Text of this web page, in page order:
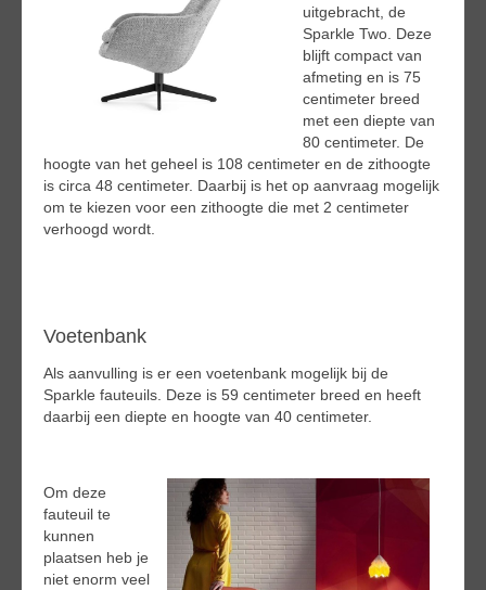
uitgebracht, de
Sparkle Two. Deze
blijft compact van
afmeting en is 75
centimeter breed
met een diepte van
80 centimeter. De
hoogte van het geheel is 108 centimeter en de zithoogte
is circa 48 centimeter. Daarbij is het op aanvraag mogelijk
om te kiezen voor een zithoogte die met 2 centimeter
verhoogd wordt.
Voetenbank
Als aanvulling is er een voetenbank mogelijk bij de
Sparkle fauteuils. Deze is 59 centimeter breed en heeft
daarbij een diepte en hoogte van 40 centimeter.
Om deze
fauteuil te
kunnen
plaatsen heb je
niet enorm veel